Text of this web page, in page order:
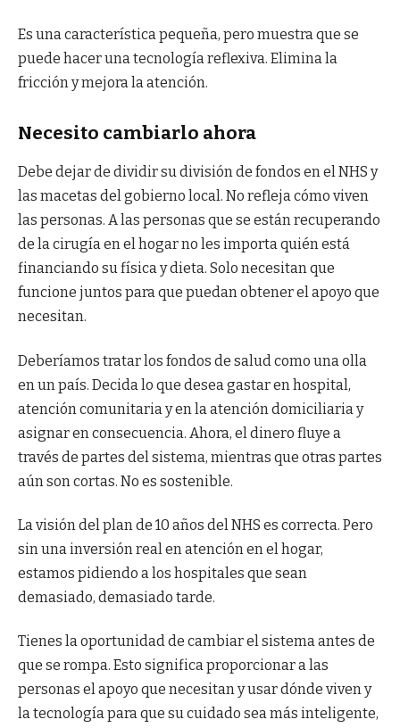
Es una característica pequeña, pero muestra que se
puede hacer una tecnología reflexiva. Elimina la
fricción y mejora la atención.
Necesito cambiarlo ahora
Debe dejar de dividir su división de fondos en el NHS y
las macetas del gobierno local. No refleja cómo viven
las personas. A las personas que se están recuperando
de la cirugía en el hogar no les importa quién está
financiando su física y dieta. Solo necesitan que
funcione juntos para que puedan obtener el apoyo que
necesitan.
Deberíamos tratar los fondos de salud como una olla
en un país. Decida lo que desea gastar en hospital,
atención comunitaria y en la atención domiciliaria y
asignar en consecuencia. Ahora, el dinero fluye a
través de partes del sistema, mientras que otras partes
aún son cortas. No es sostenible.
La visión del plan de 10 años del NHS es correcta. Pero
sin una inversión real en atención en el hogar,
estamos pidiendo a los hospitales que sean
demasiado, demasiado tarde.
Tienes la oportunidad de cambiar el sistema antes de
que se rompa. Esto significa proporcionar a las
personas el apoyo que necesitan y usar dónde viven y
la tecnología para que su cuidado sea más inteligente,